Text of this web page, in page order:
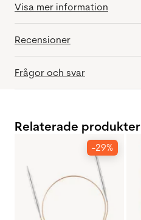
Visa mer information
Recensioner
Frågor och svar
Relaterade produkter
-29%